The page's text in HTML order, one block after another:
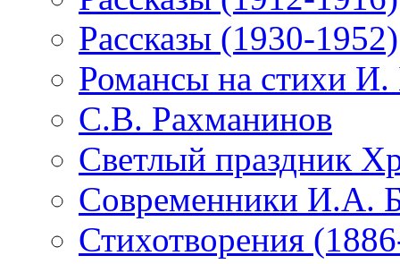
Рассказы (1930-1952)
Романсы на стихи И.
С.В. Рахманинов
Светлый праздник
Современники И.А.
Стихотворения